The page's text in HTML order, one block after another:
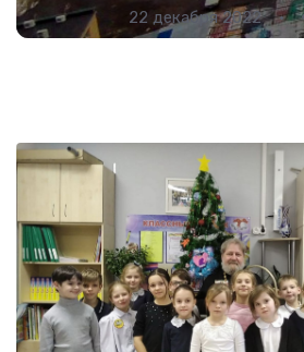
22 декабря 2022 •